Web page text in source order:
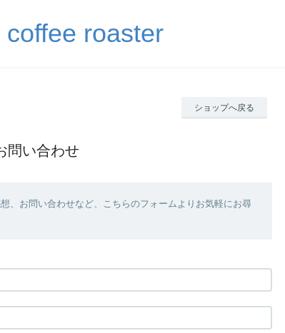
roaster
ショップへ戻る
問い合わせ
、お問い合わせなど、こちらのフォームよりお気軽にお尋